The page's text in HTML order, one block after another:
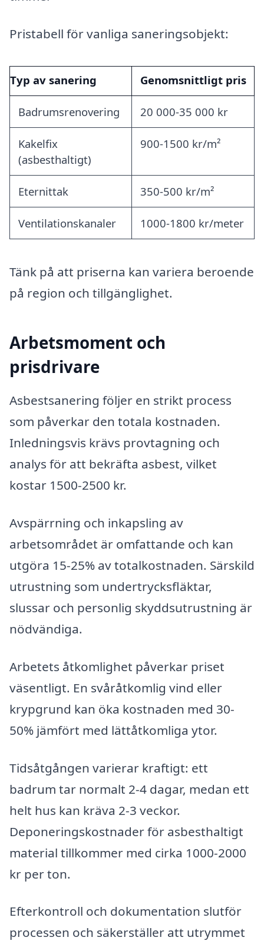
Pristabell för vanliga saneringsobjekt:
Typ av sanering Genomsnittligt pris
Badrumsrenovering 20 000-35 000 kr
Kakelfix
(asbesthaltigt)
900-1500 kr/m²
Eternittak 350-500 kr/m²
Ventilationskanaler 1000-1800 kr/meter
Tänk på att priserna kan variera beroende
på region och tillgänglighet.
Arbetsmoment och
prisdrivare
Asbestsanering följer en strikt process
som påverkar den totala kostnaden.
Inledningsvis krävs provtagning och
analys för att bekräfta asbest, vilket
kostar 1500-2500 kr.
Avspärrning och inkapsling av
arbetsområdet är omfattande och kan
utgöra 15-25% av totalkostnaden. Särskild
utrustning som undertrycksfläktar,
slussar och personlig skyddsutrustning är
nödvändiga.
Arbetets åtkomlighet påverkar priset
väsentligt. En svåråtkomlig vind eller
krypgrund kan öka kostnaden med 30-
50% jämfört med lättåtkomliga ytor.
Tidsåtgången varierar kraftigt: ett
badrum tar normalt 2-4 dagar, medan ett
helt hus kan kräva 2-3 veckor.
Deponeringskostnader för asbesthaltigt
material tillkommer med cirka 1000-2000
kr per ton.
Efterkontroll och dokumentation slutför
processen och säkerställer att utrymmet